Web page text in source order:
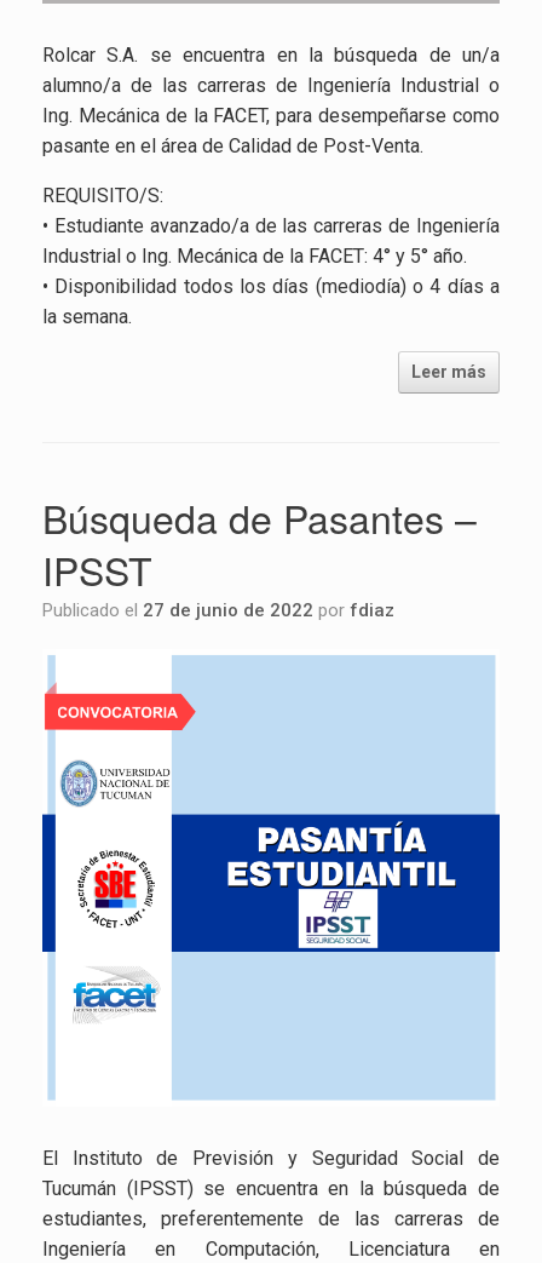
Rolcar S.A. se encuentra en la búsqueda de un/a
alumno/a de las carreras de Ingeniería Industrial o
Ing. Mecánica de la FACET, para desempeñarse como
pasante en el área de Calidad de Post-Venta.
REQUISITO/S:
• Estudiante avanzado/a de las carreras de Ingeniería
Industrial o Ing. Mecánica de la FACET: 4° y 5° año.
• Disponibilidad todos los días (mediodía) o 4 días a
la semana.
Leer más
Búsqueda de Pasantes –
IPSST
Publicado el 27 de junio de 2022 por fdiaz
El Instituto de Previsión y Seguridad Social de
Tucumán (IPSST) se encuentra en la búsqueda de
estudiantes, preferentemente de las carreras de
Ingeniería en Computación, Licenciatura en